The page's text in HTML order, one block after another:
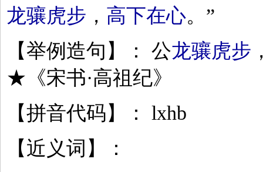
龙骧虎步 ， 高下在心。”
【举例造句】： 公龙骧虎步
★《宋书·高祖纪》
【拼音代码】： lxhb
【近义词】：